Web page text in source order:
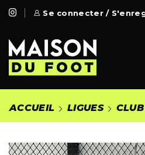
Se connecter /
à partir de 99€ Go
ACCUEIL LIGUES